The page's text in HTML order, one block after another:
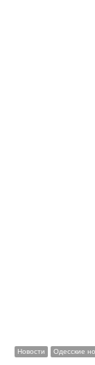
Новости Одесские